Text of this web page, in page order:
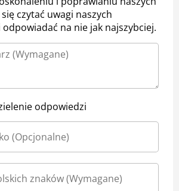
czytać uwagi naszych
na nie jak najszybciej.
odpowiedzi